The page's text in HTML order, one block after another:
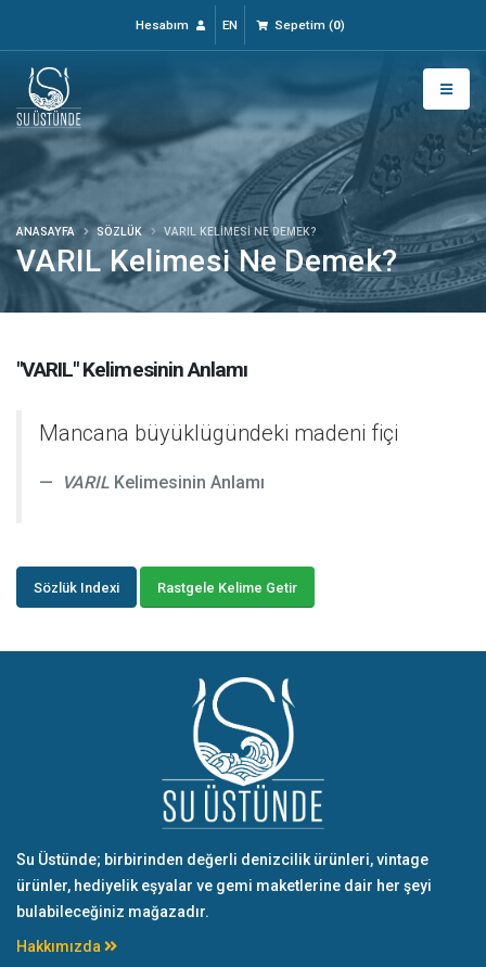
Hesabım EN Sepetim (0)
VARIL Kelimesi Ne Demek?
ANASAYFA SÖZLÜK VARIL KELIMESI NE DEMEK?
"VARIL" Kelimesinin Anlamı
Mancana büyüklügündeki madeni fiçi
VARIL Kelimesinin Anlamı
Sözlük Indexi Rastgele Kelime Getir
Su Üstünde; birbirinden değerli denizcilik ürünleri, vintage
ürünler, hediyelik eşyalar ve gemi maketlerine dair her şeyi
bulabileceğiniz mağazadır.
Hakkımızda